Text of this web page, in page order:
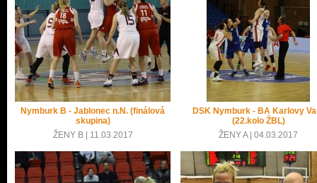
Nymburk B - Jablonec n.N. (finálová
skupina)
ŽENY B | 11.03.2017
DSK Nymburk - BA Karlovy
(22.kolo ŽBL)
ŽENY A | 04.03.2017